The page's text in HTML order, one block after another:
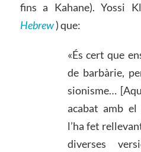
fins a Kahane). Yossi
Hebrew) que:
«És cert que
de barbàrie,
sionisme…
acabat amb
l’ha fet
diverses